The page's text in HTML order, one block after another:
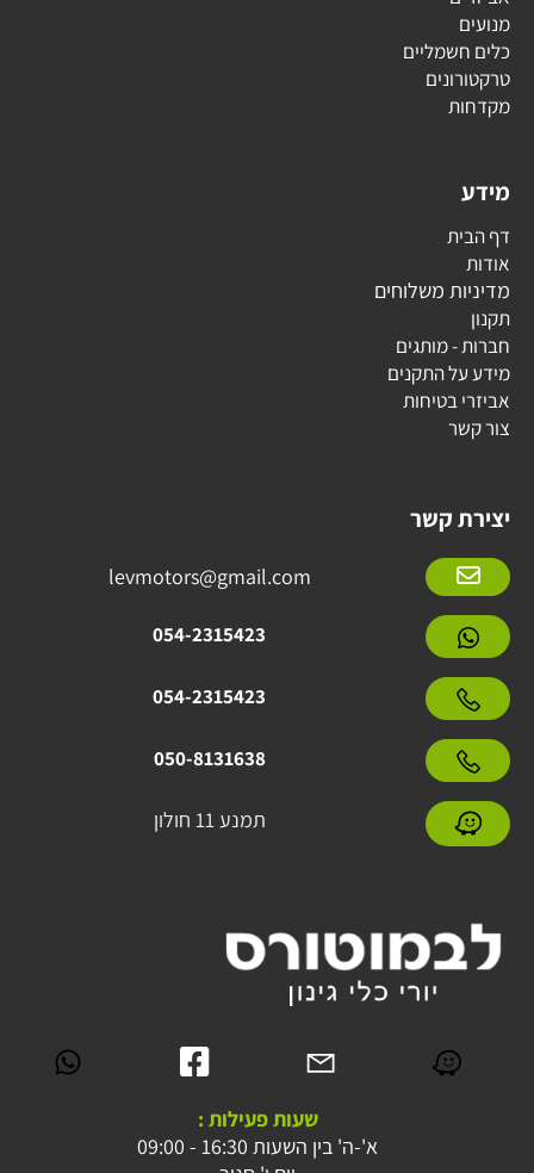
מנועים
כלים חשמליים
טרקטורונים
מקדחות
מידע
דף הבית
אודות
מדיניות משלוחים
תקנון
חברות - מותגים
מידע על התקנים
אביזרי בטיחות
צור קשר
יצירת קשר
levmotors@gmail.com
054-2315423
054-2315423
050-8131638
תמנע 11 חולון
שעות פעילות :
א'-ה' בין השעות 16:30 - 09:00